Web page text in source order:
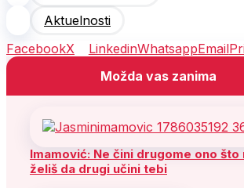
Aktuelnosti
FacebookX LinkedinWhatsappEmail
Možda vas zanima
Imamović: Ne čini drugome ono što
želiš da drugi učini tebi